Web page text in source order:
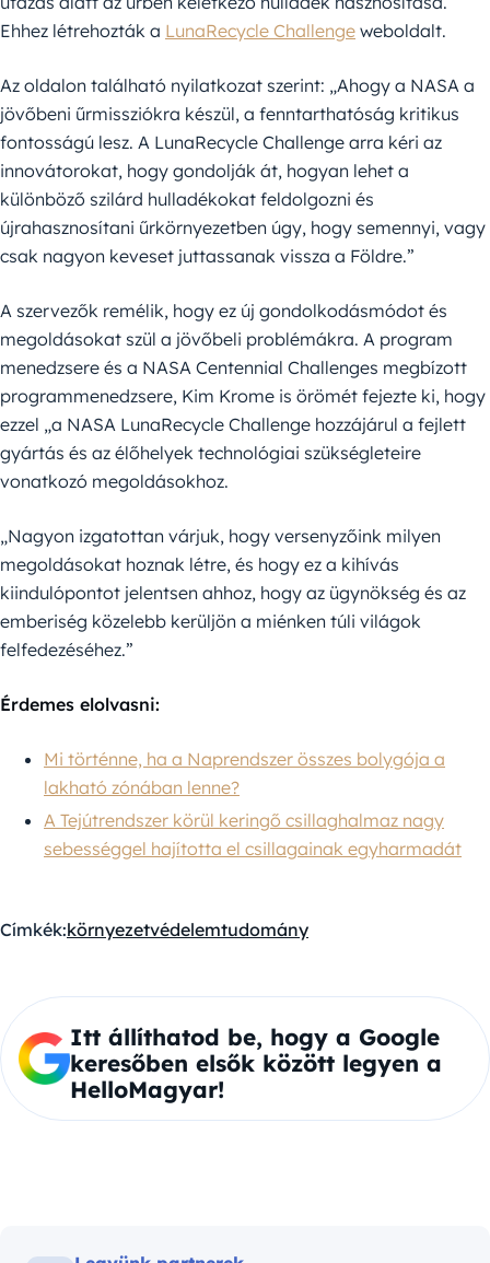
Ehhez létrehozták a LunaRecycle Challenge weboldalt.
Az oldalon található nyilatkozat szerint: „Ahogy a NASA a
jövőbeni űrmissziókra készül, a fenntarthatóság kritikus
fontosságú lesz. A LunaRecycle Challenge arra kéri az
innovátorokat, hogy gondolják át, hogyan lehet a
különböző szilárd hulladékokat feldolgozni és
újrahasznosítani űrkörnyezetben úgy, hogy semennyi, vagy
csak nagyon keveset juttassanak vissza a Földre.”
A szervezők remélik, hogy ez új gondolkodásmódot és
megoldásokat szül a jövőbeli problémákra. A program
menedzsere és a NASA Centennial Challenges megbízott
programmenedzsere, Kim Krome is örömét fejezte ki, hogy
ezzel „a NASA LunaRecycle Challenge hozzájárul a fejlett
gyártás és az élőhelyek technológiai szükségleteire
vonatkozó megoldásokhoz.
„Nagyon izgatottan várjuk, hogy versenyzőink milyen
megoldásokat hoznak létre, és hogy ez a kihívás
kiindulópontot jelentsen ahhoz, hogy az ügynökség és az
emberiség közelebb kerüljön a miénken túli világok
felfedezéséhez.”
Érdemes elolvasni:
Mi történne, ha a Naprendszer összes bolygója a
lakható zónában lenne?
A Tejútrendszer körül keringő csillaghalmaz nagy
sebességgel hajította el csillagainak egyharmadát
Címkék:környezetvédelemtudomány
Itt állíthatod be, hogy a Google
keresőben elsők között legyen a
HelloMagyar!